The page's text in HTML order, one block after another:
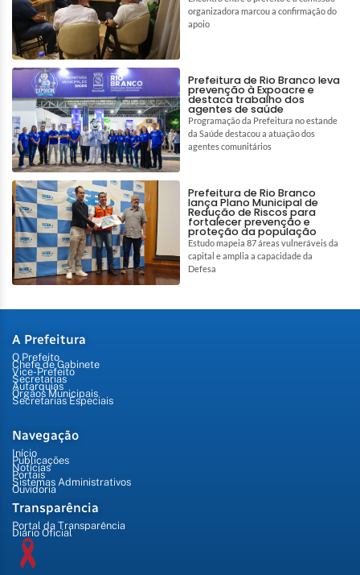
organizadora marcou a confirmação do
apoio
Prefeitura de Rio Branco leva
prevenção à Expoacre e
destaca trabalho dos
agentes de saúde
Programação da Prefeitura no estande
da Saúde destacou a atuação dos
agentes comunitários
Prefeitura de Rio Branco
lança Plano Municipal de
Redução de Riscos para
fortalecer prevenção e
proteção da população
Estudo mapeia 87 áreas vulneráveis da
capital e amplia a capacidade da
Defesa
A Prefeitura
O Prefeito
Chefe de Gabinete
Vice-Prefeito
Secretarias
Autarquias
Órgãos Municipais
Secretarias Especiais
Navegação
Início
Publicações
Notícias
Portais
Sistemas Administrativos
Ouvidoria
Transparência
Portal da Transparência
Diário Oficial